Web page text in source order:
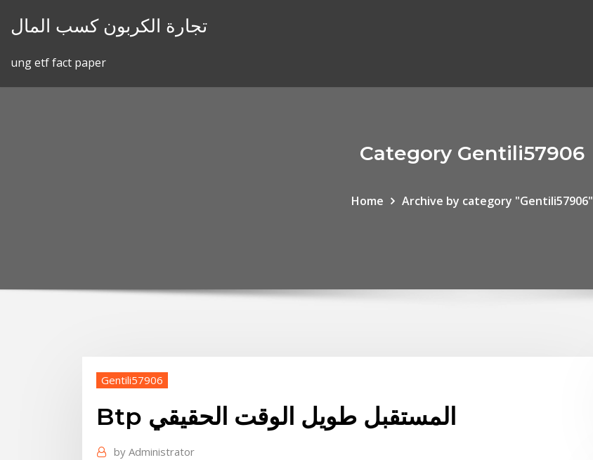
تجارة الكربون كسب المال
ung etf fact paper
Category Gentili57906
Home Archive by category "Gentili57906"
Gentili57906
Btp المستقبل طويل الوقت الحقيقي
by Administrator